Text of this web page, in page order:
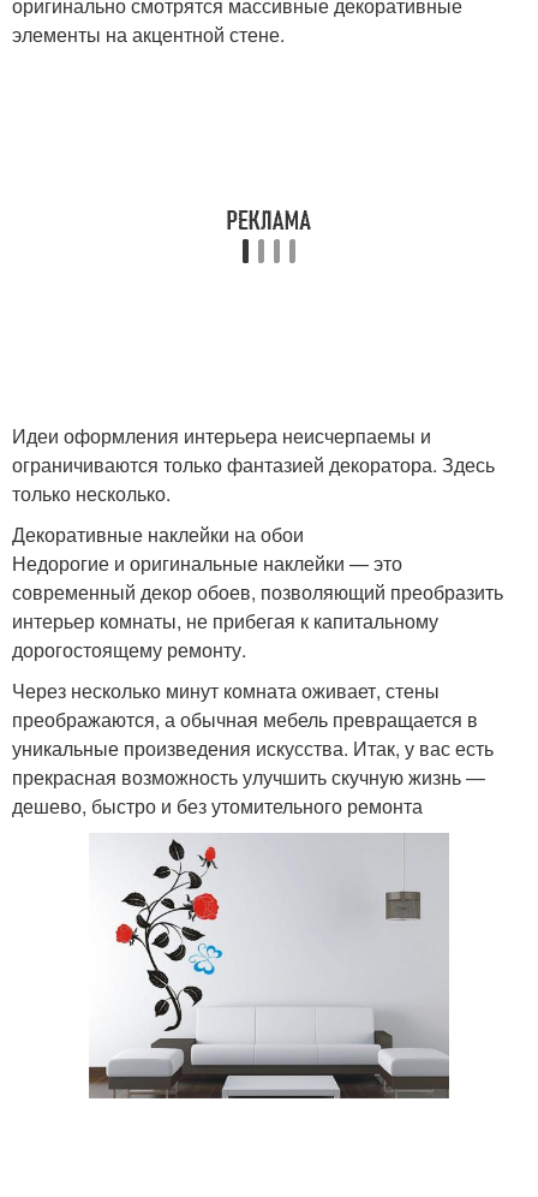
элементы на акцентной стене.
Идеи оформления интерьера неисчерпаемы и
ограничиваются только фантазией декоратора. Здесь
только несколько.
Декоративные наклейки на обои
Недорогие и оригинальные наклейки — это
современный декор обоев, позволяющий преобразить
интерьер комнаты, не прибегая к капитальному
дорогостоящему ремонту.
Через несколько минут комната оживает, стены
преображаются, а обычная мебель превращается в
уникальные произведения искусства. Итак, у вас есть
прекрасная возможность улучшить скучную жизнь —
дешево, быстро и без утомительного ремонта